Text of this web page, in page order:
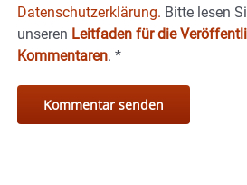
Datenschutzerklärung. Bitte lesen
unseren Leitfaden für die
Kommentaren. *